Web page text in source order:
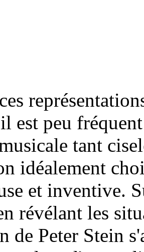
est peu
tant
idéalement
et inventive.
révélant les
de Peter Stein